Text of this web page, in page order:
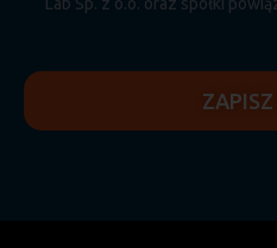
ZAPISZ